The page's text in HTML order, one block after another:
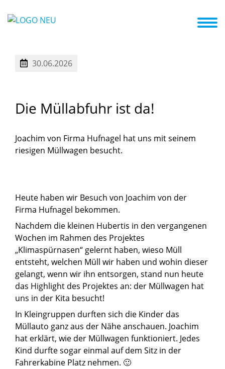
Elternengagement
30.06.2026
Die Müllabfuhr ist da!
Joachim von Firma Hufnagel hat uns mit seinem
riesigen Müllwagen besucht.
Heute haben wir Besuch von Joachim von der
Firma Hufnagel bekommen.
Nachdem die kleinen Hubertis in den vergangenen
Wochen im Rahmen des Projektes
„Klimaspürnasen“ gelernt haben, wieso Müll
entsteht, welchen Müll wir haben und wohin dieser
gelangt, wenn wir ihn entsorgen, stand nun heute
das Highlight des Projektes an: der Müllwagen hat
uns in der Kita besucht!
In Kleingruppen durften sich die Kinder das
Müllauto ganz aus der Nähe anschauen. Joachim
hat erklärt, wie der Müllwagen funktioniert. Jedes
Kind durfte sogar einmal auf dem Sitz in der
Fahrerkabine Platz nehmen. 🙂